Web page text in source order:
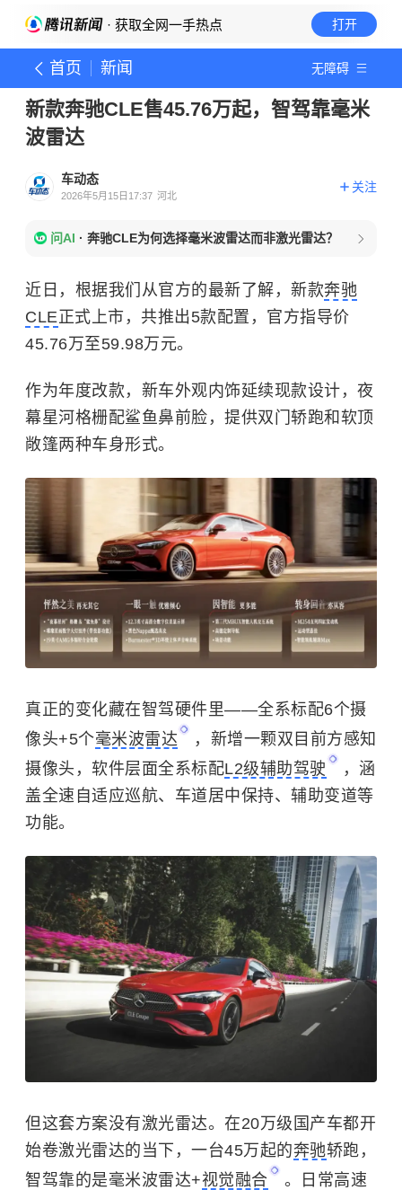
· 获取全网一手热点 打开
首页 新闻 无障碍
新款奔驰CLE售45.76万起，智驾靠毫米
波雷达
车动态
2026年5月15日17:37 河北
关注
问AI · 奔驰CLE为何选择毫米波雷达而非激光雷达？
近日，根据我们从官方的最新了解，新款奔驰
CLE正式上市，共推出5款配置，官方指导价
45.76万至59.98万元。
作为年度改款，新车外观内饰延续现款设计，夜
幕星河格栅配鲨鱼鼻前脸，提供双门轿跑和软顶
敞篷两种车身形式。
真正的变化藏在智驾硬件里——全系标配6个摄
像头+5个毫米波雷达
，新增一颗双目前方感知
摄像头，软件层面全系标配L2级辅助驾驶
，涵
盖全速自适应巡航、车道居中保持、辅助变道等
功能。
但这套方案没有激光雷达。在20万级国产车都开
始卷激光雷达的当下，一台45万起的奔驰轿跑，
智驾靠的是毫米波雷达+视觉融合
。日常高速